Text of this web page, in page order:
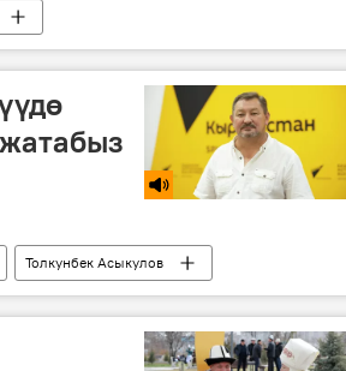
Толкунбек Асыкулов